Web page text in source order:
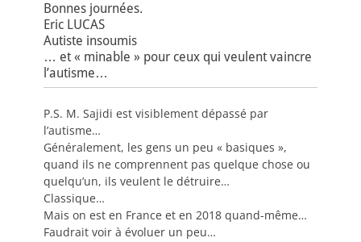
Bonnes journées.
Eric LUCAS
Autiste insoumis
… et « minable » pour ceux qui veulent vaincre
l’autisme…
P.S. M. Sajidi est visiblement dépassé par
l’autisme…
Généralement, les gens un peu « basiques »,
quand ils ne comprennent pas quelque chose ou
quelqu’un, ils veulent le détruire…
Classique…
Mais on est en France et en 2018 quand-même…
Faudrait voir à évoluer un peu…